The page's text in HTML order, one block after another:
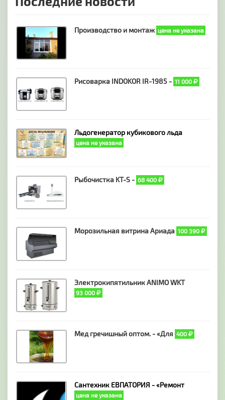
Производство и монтаж цена не указана
Рисоварка INDOKOR IR-1985 - 11 000
Льдогенератор кубикового льда
цена не указана
Рыбочистка KT-S - 68 400
Морозильная витрина Ариада 100 390
Электрокипятильник ANIMO WKT
93 000
Мед гречишный оптом. - «Для 400
Сантехник ЕВПАТОРИЯ - «Ремонт
цена не указана